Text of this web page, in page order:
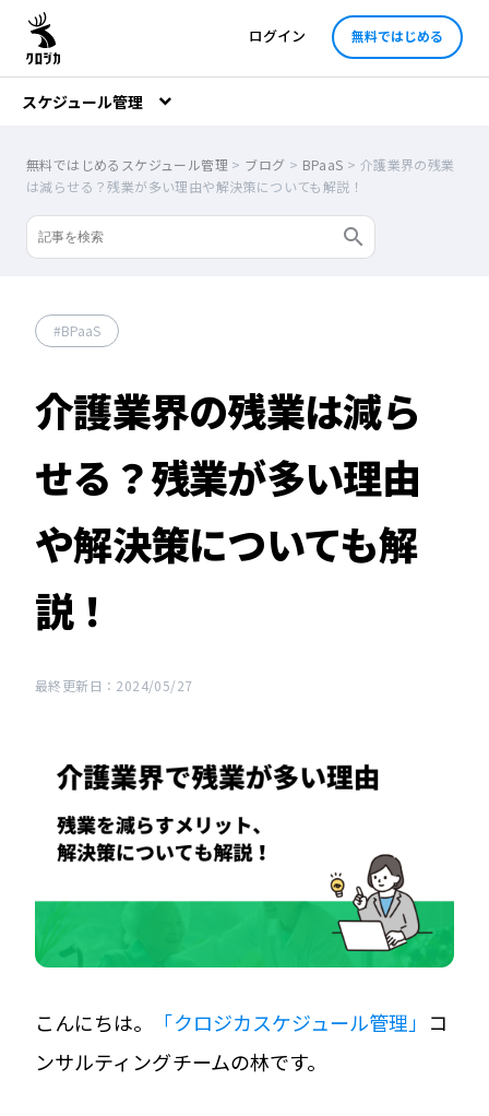
ログイン 無料ではじめる
スケジュール管理
無料ではじめるスケジュール管理 > ブログ > BPaaS > 介護業界の残業
は減らせる？残業が多い理由や解決策についても解説！
BPaaS
介護業界の残業は減ら
せる？残業が多い理由
や解決策についても解
説！
最終更新日：2024/05/27
こんにちは。 「クロジカスケジュール管理」 コ
ンサルティングチームの林です。